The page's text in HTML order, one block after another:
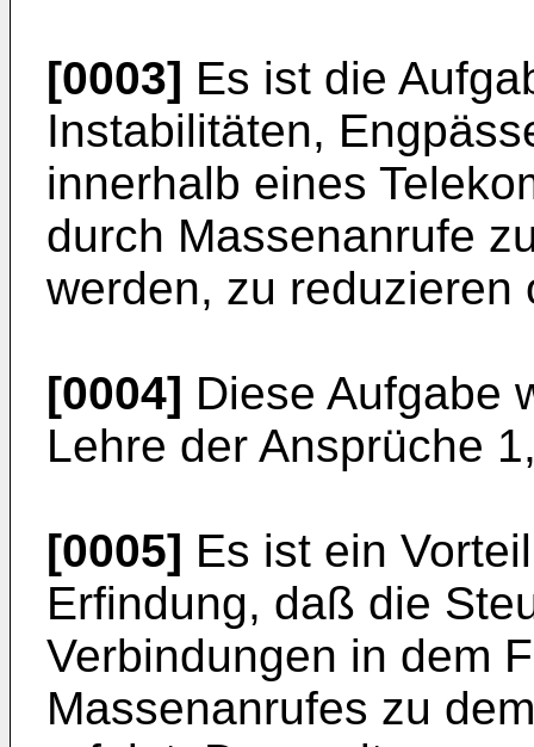
[0003] Es ist die
Instabilitäten,
innerhalb eines
durch Massenanrufe
werden, zu reduzieren
[0004] Diese Aufgabe
Lehre der Ansprüche
[0005] Es ist ein
Erfindung, daß die
Verbindungen in dem
Massenanrufes zu